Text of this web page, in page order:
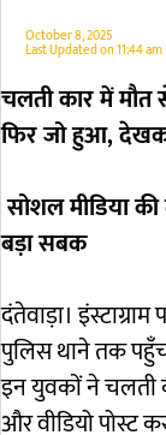
October 8, 2025
Last Updated on11:44 am
चलती कार में
फिर जो हुआ,
सोशल मीडिया
बड़ा सबक
दंतेवाड़ा।
पुलिस थाने तक
इन युवकों ने चलती
और वीडियो पोस्ट